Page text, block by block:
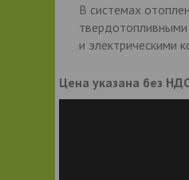
В системах
и электрическими
Цена указана без